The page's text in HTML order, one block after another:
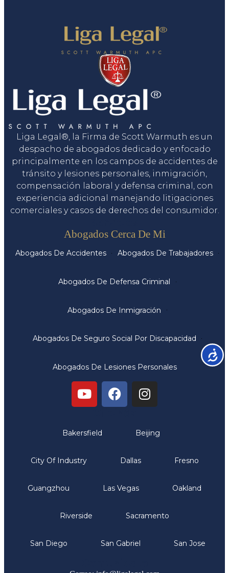
Liga Legal®, la Firma de Scott Warmuth es un
despacho de abogados dedicado y enfocado
principalmente en los campos de accidentes de
tránsito y lesiones personales, inmigración,
compensación laboral y defensa criminal, con
experiencia adicional manejando litigaciones
comerciales y casos de derechos del consumidor.
Abogados Cerca De Mi
Abogados De Accidentes Abogados De Trabajadores
Abogados De Defensa Criminal
Abogados De Inmigración
Abogados De Seguro Social Por Discapacidad
Abogados De Lesiones Personales
Bakersfield Beijing
City Of Industry Dallas Fresno
Guangzhou Las Vegas Oakland
Riverside Sacramento
San Diego San Gabriel San Jose